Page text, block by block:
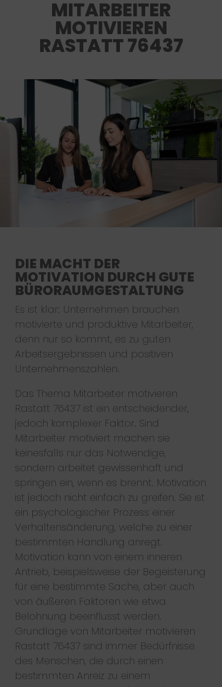
MITARBEITER
MOTIVIEREN
RASTATT 76437
DIE MACHT DER
MOTIVATION DURCH GUTE
BÜRORAUMGESTALTUNG
Es ist klar: Unternehmen brauchen
motivierte und produktive Mitarbeiter,
denn nur so kommt, es zu guten
Arbeitsergebnissen und positiven
Unternehmenszahlen.
Das Thema Mitarbeiter motivieren
Rastatt 76437 ist ein entscheidender,
jedoch komplexer Faktor. Sind
Mitarbeiter motiviert machen sie
keinesfalls nur das Notwendige,
sondern arbeitet gewissenhaft und
springen ein, wenn es brennt. Motivation
ist jedoch nicht einfach zu greifen. Sie ist
ein psychologischer Prozess einer
Verhaltensänderung, welche zu einer
bestimmten Handlung anregt.
Motivation kann von einem inneren
Antrieb, beispielsweise der Begeisterung
für eine bestimmte Sache, aber auch
von äußeren Faktoren wie etwa
Belohnung beeinflusst werden.
Grundlage von Mitarbeiter motivieren
Rastatt 76437 sind immer Bedürfnisse
des Menschen, die durch einen
bestimmten Anreiz zu einem